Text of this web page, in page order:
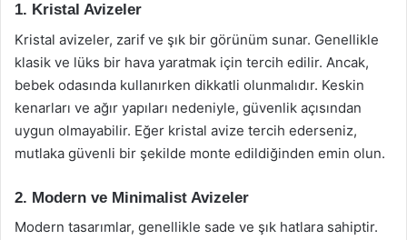
1. Kristal Avizeler
Kristal avizeler, zarif ve şık bir görünüm sunar. Genellikle
klasik ve lüks bir hava yaratmak için tercih edilir. Ancak,
bebek odasında kullanırken dikkatli olunmalıdır. Keskin
kenarları ve ağır yapıları nedeniyle, güvenlik açısından
uygun olmayabilir. Eğer kristal avize tercih ederseniz,
mutlaka güvenli bir şekilde monte edildiğinden emin olun.
2. Modern ve Minimalist Avizeler
Modern tasarımlar, genellikle sade ve şık hatlara sahiptir.